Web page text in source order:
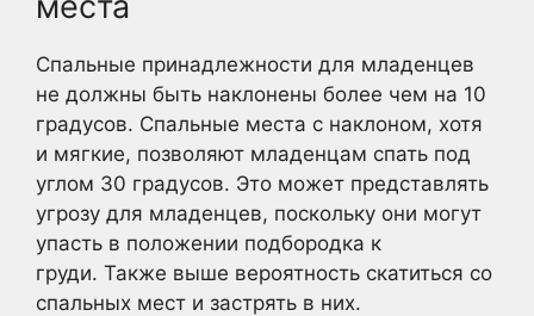
Спальные принадлежности для младенцев
не должны быть наклонены более чем на 10
градусов. Спальные места с наклоном, хотя
и мягкие, позволяют младенцам спать под
углом 30 градусов. Это может представлять
угрозу для младенцев, поскольку они могут
упасть в положении подбородка к
груди. Также выше вероятность скатиться со
спальных мест и застрять в них.